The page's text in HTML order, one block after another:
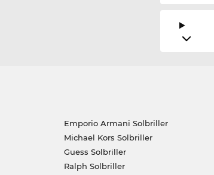
Emporio Armani Solbriller
Michael Kors Solbriller
Guess Solbriller
Ralph Solbriller